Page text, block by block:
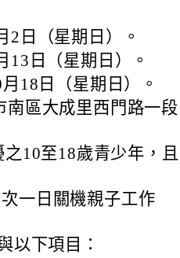
2日（星期日）。
13日（星期日）。
18日（星期日）。
區大成里西門路一段
10至18歲青少年，且
一日關機親子工作
以下項目：